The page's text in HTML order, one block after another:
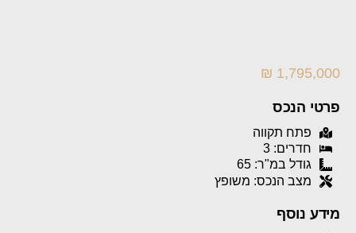
1,795,000 ₪
פרטי הנכס
פתח תקווה
חדרים: 3
גודל במ"ר: 65
מצב הנכס: משופץ
מידע נוסף